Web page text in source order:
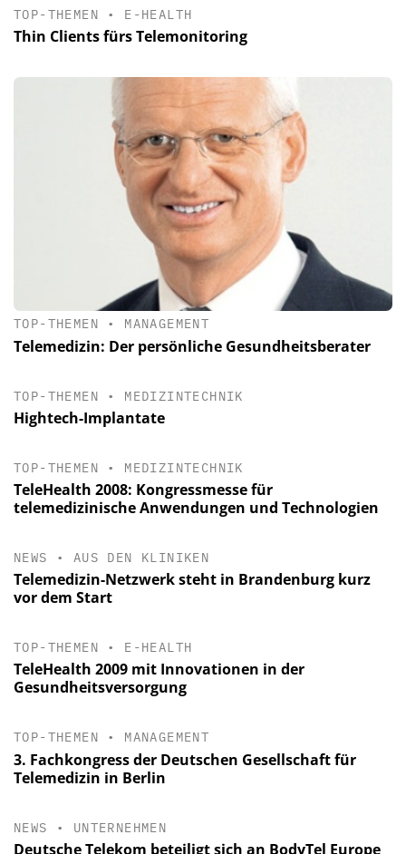
TOP-THEMEN • E-HEALTH
Thin Clients fürs Telemonitoring
TOP-THEMEN • MANAGEMENT
Telemedizin: Der persönliche Gesundheitsberater
TOP-THEMEN • MEDIZINTECHNIK
Hightech-Implantate
TOP-THEMEN • MEDIZINTECHNIK
TeleHealth 2008: Kongressmesse für
telemedizinische Anwendungen und Technologien
NEWS • AUS DEN KLINIKEN
Telemedizin-Netzwerk steht in Brandenburg kurz
vor dem Start
TOP-THEMEN • E-HEALTH
TeleHealth 2009 mit Innovationen in der
Gesundheitsversorgung
TOP-THEMEN • MANAGEMENT
3. Fachkongress der Deutschen Gesellschaft für
Telemedizin in Berlin
NEWS • UNTERNEHMEN
Deutsche Telekom beteiligt sich an BodyTel Europe